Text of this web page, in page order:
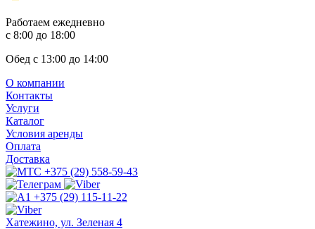
Работаем ежедневно
с 8:00 до 18:00
Обед с 13:00 до 14:00
О компании
Контакты
Услуги
Каталог
Условия аренды
Оплата
Доставка
+375 (29) 558-59-43
+375 (29) 115-11-22
Хатежино, ул. Зеленая 4